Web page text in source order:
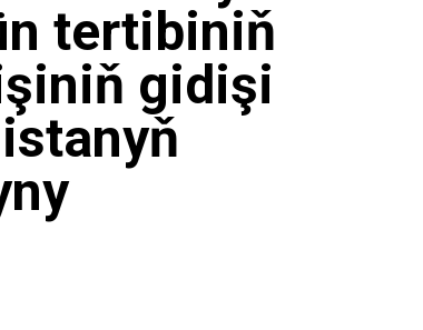
tertibiniň
gidişi